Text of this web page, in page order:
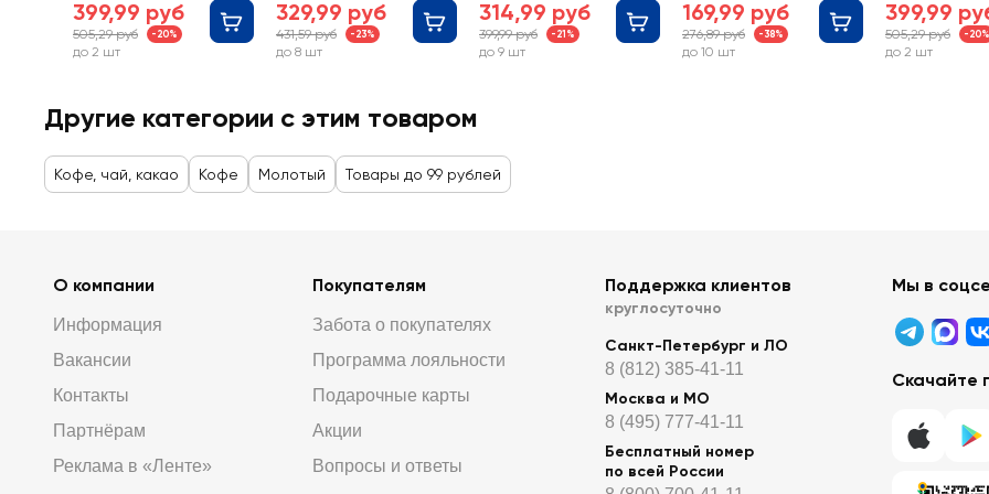
399,99 руб
505,29 руб -20%
до 2 шт
329,99 руб
431,59 руб -23%
до 8 шт
314,99 руб
399,99 руб -21%
до 9 шт
169,99 руб
276,89 руб -38%
до 10 шт
399,99
505,29 руб -20%
до 2 шт
Другие категории с этим товаром
Кофе, чай, какао Кофе Молотый Товары до 99 рублей
О компании
Информация
Вакансии
Контакты
Партнёрам
Реклама в «Ленте»
Покупателям
Забота о покупателях
Программа лояльности
Подарочные карты
Акции
Вопросы и ответы
Поддержка клиентов
круглосуточно
Санкт-Петербург и ЛО
8 (812) 385-41-11
Москва и МО
8 (495) 777-41-11
Бесплатный номер
по всей России
Мы в
Скачайте